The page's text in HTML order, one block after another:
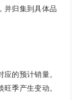
并归集到具体品
的预计销量。
季产生变动。